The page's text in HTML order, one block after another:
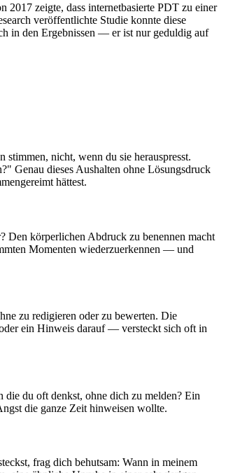
2017 zeigte, dass internetbasierte PDT zu einer
veröffentlichte Studie konnte diese
in den Ergebnissen — er ist nur geduldig auf
nicht, wenn du sie herauspresst.
Genau dieses Aushalten ohne Lösungsdruck
hättest.
Den körperlichen Abdruck zu benennen macht
Momenten wiederzuerkennen — und
zu redigieren oder zu bewerten. Die
ein Hinweis darauf — versteckt sich oft in
die du oft denkst, ohne dich zu melden? Ein
die ganze Zeit hinweisen wollte.
frag dich behutsam: Wann in meinem